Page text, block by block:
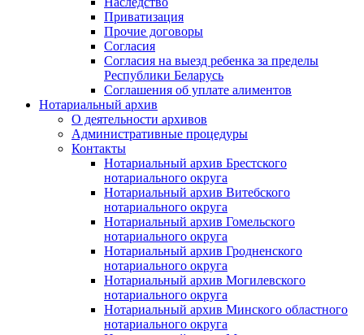
Приватизация
Прочие договоры
Согласия
Согласия на выезд ребенка за пределы
Республики Беларусь
Соглашения об уплате алиментов
Нотариальный архив
О деятельности архивов
Административные процедуры
Контакты
Нотариальный архив Брестского
нотариального округа
Нотариальный архив Витебского
нотариального округа
Нотариальный архив Гомельского
нотариального округа
Нотариальный архив Гродненского
нотариального округа
Нотариальный архив Могилевского
нотариального округа
Нотариальный архив Минского областного
нотариального округа